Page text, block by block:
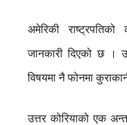
अमेरिकी राष्ट्रपतिको
जानकारी दिएको छ ।
विषयमा नै फोनमा
उत्तर कोरियाको एक